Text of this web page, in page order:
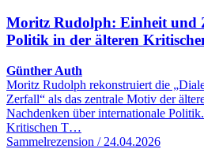
Moritz Rudolph: Einheit und
Politik in der älteren
Günther Auth
Moritz Rudolph rekonstruiert die
Zerfall“ als das zentrale Motiv der
Nachdenken über internationale
Kritischen T…
Sammelrezension / 24.04.2026